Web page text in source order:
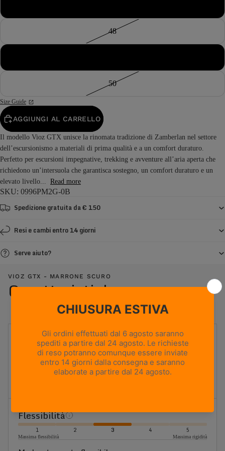
48
50
Size Guide
AGGIUNGI AL CARRELLO
Il modello Vioz GTX unisce la rinomata tradizione di Zamberlan nel settore
dell’escursionismo a materiali di prima qualità e a un comfort duraturo.
Perfetto per escursioni impegnative, trekking e avventure all’aria aperta che
richiedono un’intersuola che garantisca sostegno, un comfort duraturo e un
elevato livello... Read more
SKU: 0996PM2G-0B
Spedizione gratuita da € 150
Resi e cambi entro 14 giorni
Serve aiuto?
VIOZ GTX - MARRONE SCURO
Caratteristiche
UTILIZZO
Caccia in montagna
Based on size US 8 (Half Pair)
ALTEZZA TOMAIA
Flessibilità
1 2 3 4 5
Massima flessibilità Massima rigidità